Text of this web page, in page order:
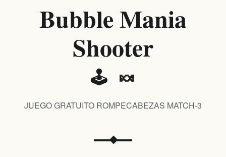
Bubble Mania
Shooter
🕹️ 🍬
JUEGO GRATUITO ROMPECABEZAS MATCH-3